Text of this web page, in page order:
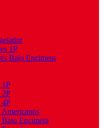
1P
Bajo Encimera
1P
2P
4P
Encimera